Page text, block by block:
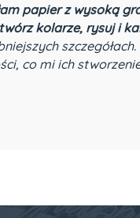
papier z wysoką
kolarze, rysuj i
co mi ich